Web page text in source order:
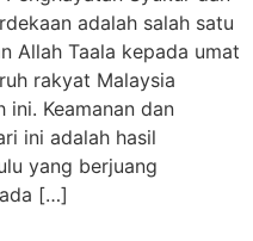
adalah salah satu
Allah Taala kepada umat
rakyat Malaysia
Keamanan dan
ini adalah hasil
yang berjuang
[…]